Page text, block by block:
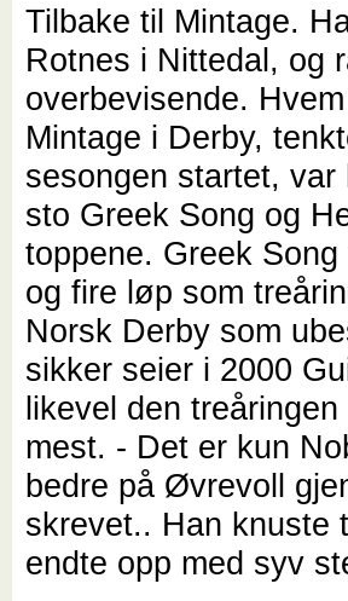
Tilbake til Mintage.
Rotnes i Nittedal, og
overbevisende.
Mintage i Derby,
sesongen startet,
sto Greek Song og
toppene. Greek
og fire løp som
Norsk Derby som
sikker seier i 2000
likevel den
mest. - Det er kun
bedre på Øvrevoll
skrevet.. Han knuste
endte opp med syv